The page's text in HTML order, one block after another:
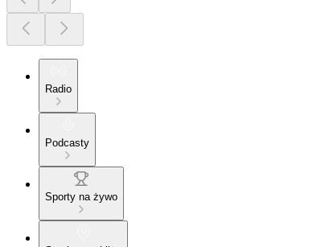
Radio
Podcasty
Sporty na żywo